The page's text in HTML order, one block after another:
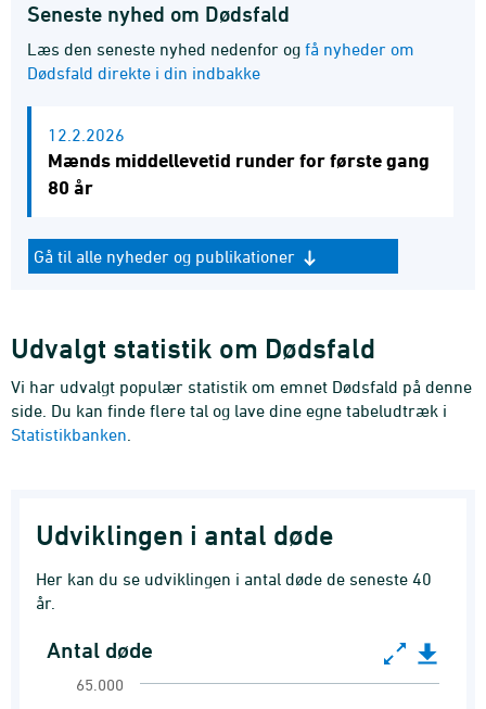
Seneste nyhed om Dødsfald
Læs den seneste nyhed nedenfor og få nyheder om
Dødsfald direkte i din indbakke
12.2.2026
Mænds middellevetid runder for første gang
80 år
Gå til alle nyheder og publikationer
Udvalgt statistik om Dødsfald
Vi har udvalgt populær statistik om emnet Dødsfald på denne
side. Du kan finde flere tal og lave dine egne tabeludtræk i
Statistikbanken
Udviklingen i antal døde
Her kan du se udviklingen i antal døde de seneste 40
år.
Antal døde
Antal døde
65.000